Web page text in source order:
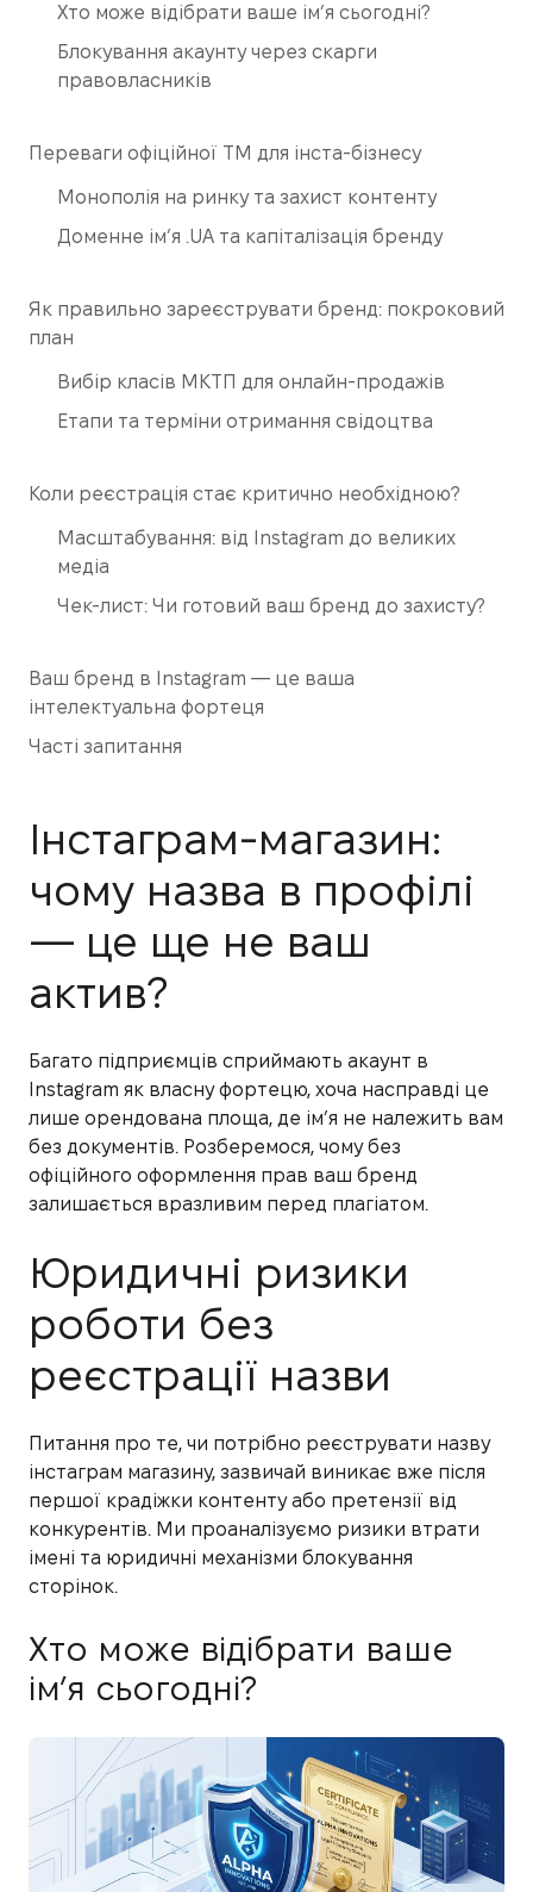
Хто може відібрати ваше ім’я сьогодні?
Блокування акаунту через скарги
правовласників
Переваги офіційної ТМ для інста-бізнесу
Монополія на ринку та захист контенту
Доменне ім’я .UA та капіталізація бренду
Як правильно зареєструвати бренд: покроковий
план
Вибір класів МКТП для онлайн-продажів
Етапи та терміни отримання свідоцтва
Коли реєстрація стає критично необхідною?
Масштабування: від Instagram до великих
медіа
Чек-лист: Чи готовий ваш бренд до захисту?
Ваш бренд в Instagram — це ваша
інтелектуальна фортеця
Часті запитання
Інстаграм-магазин:
чому назва в профілі
— це ще не ваш
актив?
Багато підприємців сприймають акаунт в
Instagram як власну фортецю, хоча насправді це
лише орендована площа, де ім’я не належить вам
без документів. Розберемося, чому без
офіційного оформлення прав ваш бренд
залишається вразливим перед плагіатом.
Юридичні ризики
роботи без
реєстрації назви
Питання про те, чи потрібно реєструвати назву
інстаграм магазину, зазвичай виникає вже після
першої крадіжки контенту або претензії від
конкурентів. Ми проаналізуємо ризики втрати
імені та юридичні механізми блокування
сторінок.
Хто може відібрати ваше
ім’я сьогодні?